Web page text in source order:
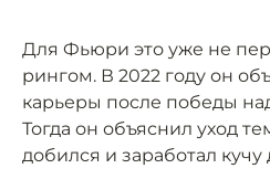
Для Фьюри это уже не
рингом. В 2022 году он
карьеры после победы
Тогда он объяснил уход
добился и заработал кучу